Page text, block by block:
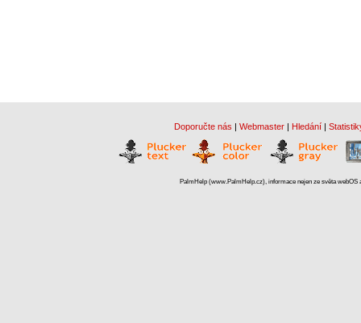
Doporučte nás | Webmaster | Hledání |
PalmHelp (www.PalmHelp.cz), informace nejen ze světa